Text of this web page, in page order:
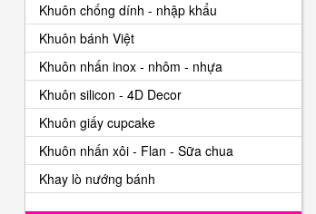
Khuôn chống dính - nhập khẩu
Khuôn bánh Việt
Khuôn nhấn inox - nhôm - nhựa
Khuôn silicon - 4D Decor
Khuôn giấy cupcake
Khuôn nhấn xôi - Flan - Sữa chua
Khay lò nướng bánh